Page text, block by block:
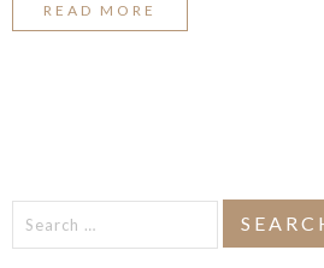
READ MORE
Search
for: